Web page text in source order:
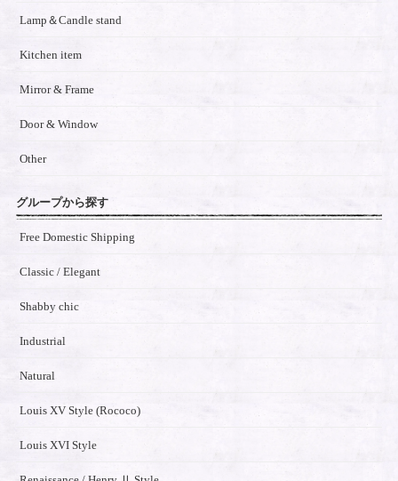
Lamp＆Candle stand
Kitchen item
Mirror & Frame
Door & Window
Other
グループから探す
Free Domestic Shipping
Classic / Elegant
Shabby chic
Industrial
Natural
Louis XV Style (Rococo)
Louis XVI Style